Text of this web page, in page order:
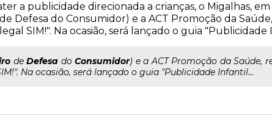
a publicidade direcionada a crianças, o Migalhas,
Defesa do Consumidor) e a ACT Promoção da
SIM!". Na ocasião, será lançado o guia
de Defesa do Consumidor) e a ACT Promoção da Saúde,
Na ocasião, será lançado o guia "Publicidade Infantil...